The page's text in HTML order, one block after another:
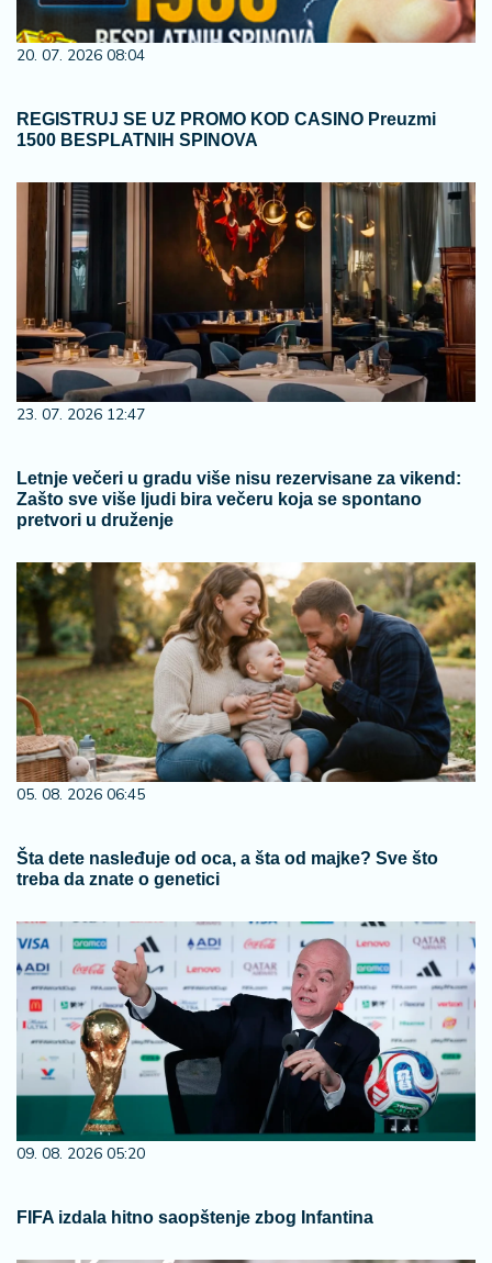
20. 07. 2026 08:04
REGISTRUJ SE UZ PROMO KOD CASINO Preuzmi
1500 BESPLATNIH SPINOVA
23. 07. 2026 12:47
Letnje večeri u gradu više nisu rezervisane za vikend:
Zašto sve više ljudi bira večeru koja se spontano
pretvori u druženje
05. 08. 2026 06:45
Šta dete nasleđuje od oca, a šta od majke? Sve što
treba da znate o genetici
09. 08. 2026 05:20
FIFA izdala hitno saopštenje zbog Infantina